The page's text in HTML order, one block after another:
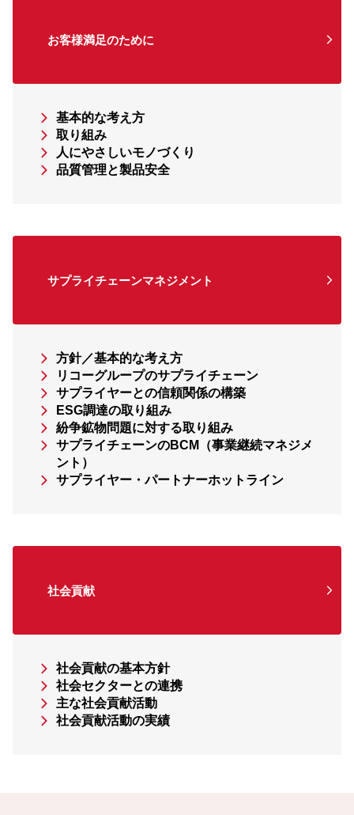
お客様満足のために
基本的な考え方
取り組み
人にやさしいモノづくり
品質管理と製品安全
サプライチェーンマネジメント
方針／基本的な考え方
リコーグループのサプライチェーン
サプライヤーとの信頼関係の構築
ESG調達の取り組み
紛争鉱物問題に対する取り組み
サプライチェーンのBCM（事業継続マネジメ
ント）
サプライヤー・パートナーホットライン
社会貢献
社会貢献の基本方針
社会セクターとの連携
主な社会貢献活動
社会貢献活動の実績